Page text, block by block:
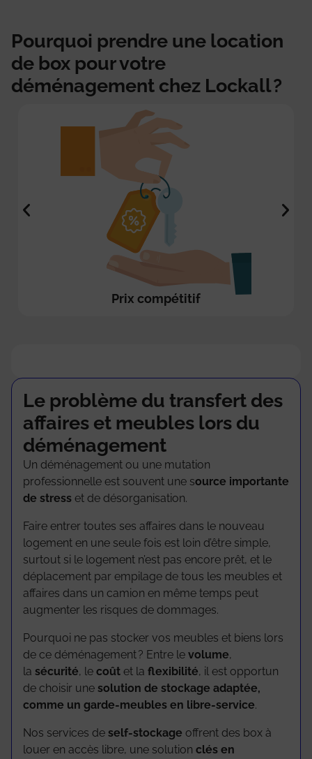
Pourquoi prendre une location
de box pour votre
déménagement chez Lockall ?
Prix compétitif
Chez Lockall, nous proposons des solutions de
stockage abordables et de qualité avec des
tarifs compétitifs et transparents.
Saber más
Le problème du transfert des
affaires et meubles lors du
déménagement
Un déménagement ou une mutation
professionnelle est souvent une source importante
de stress et de désorganisation.
Faire entrer toutes ses affaires dans le nouveau
logement en une seule fois est loin d’être simple,
surtout si le logement n’est pas encore prêt, et le
déplacement par empilage de tous les meubles et
affaires dans un camion en même temps peut
augmenter les risques de dommages.
Pourquoi ne pas stocker vos meubles et biens lors
de ce déménagement ? Entre le volume,
la sécurité, le coût et la flexibilité, il est opportun
de choisir une solution de stockage adaptée,
comme un garde-meubles en libre-service.
Nos services de self-stockage offrent des box à
louer en accès libre, une solution clés en